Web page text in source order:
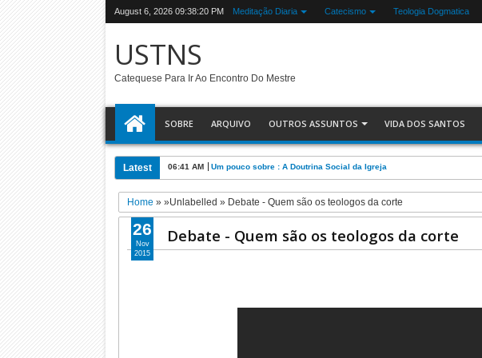
August 6, 2026 09:38:21 PM Meditação Diaria Catecismo Teologia Dogmatica
USTNS
Catequese Para Ir Ao Encontro Do Mestre
SOBRE ARQUIVO OUTROS ASSUNTOS VIDA DOS SANTOS
Latest 06:36 AM Os campos dos fieis que a Igreja trabalha
Home » »Unlabelled » Debate - Quem são os teologos da corte
Debate - Quem são os teologos da corte
26
Nov
2015